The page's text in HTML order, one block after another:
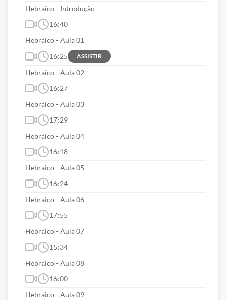
Hebraico - Introdução
16:40
Hebraico - Aula 01
16:25
ASSISTIR
Hebraico - Aula 02
16:27
Hebraico - Aula 03
17:29
Hebraico - Aula 04
16:18
Hebraico - Aula 05
16:24
Hebraico - Aula 06
17:55
Hebraico - Aula 07
15:34
Hebraico - Aula 08
16:00
Hebraico - Aula 09